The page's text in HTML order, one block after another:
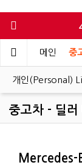
메인 중
개인(Personal)
중고차 - 딜러